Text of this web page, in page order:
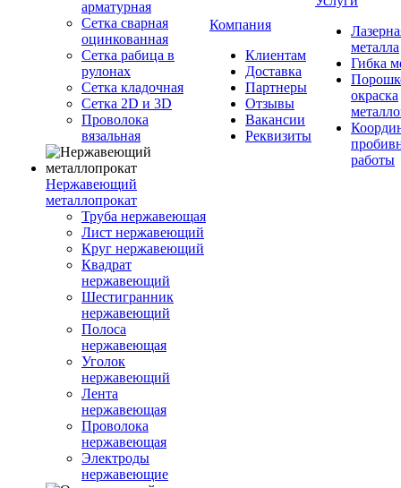
арматурная
Сетка сварная
оцинкованная
Сетка рабица в
рулонах
Сетка кладочная
Сетка 2D и 3D
Проволока
вязальная
Нержавеющий
металлопрокат
Труба нержавеющая
Лист нержавеющий
Круг нержавеющий
Квадрат
нержавеющий
Шестигранник
нержавеющий
Полоса
нержавеющая
Уголок
нержавеющий
Лента
нержавеющая
Проволока
нержавеющая
Электроды
нержавеющие
Компания
Клиентам
Доставка
Партнеры
Отзывы
Вакансии
Реквизиты
металла
Гибка
окраска
работы